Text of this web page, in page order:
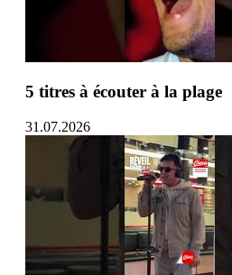
5 titres à écouter à la plage
31.07.2026